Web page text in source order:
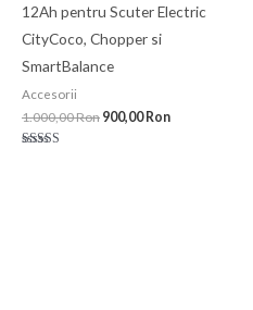
12Ah pentru Scuter Electric
CityCoco, Chopper si
SmartBalance
Accesorii
1.000,00Ron 900,00 Ron